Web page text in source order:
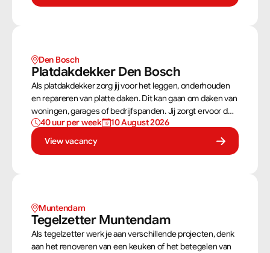
Den Bosch
Platdakdekker Den Bosch
Als platdakdekker zorg jij voor het leggen, onderhouden
en repareren van platte daken. Dit kan gaan om daken van
woningen, garages of bedrijfspanden. Jij zorgt ervoor dat
deze daken tegen alle weersomstandigheden kunnen,
zoals regen, sneeuw en wind.
40 uur per week
10 August 2026
View vacancy
Muntendam
Tegelzetter Muntendam
Als tegelzetter werk je aan verschillende projecten, denk
aan het renoveren van een keuken of het betegelen van